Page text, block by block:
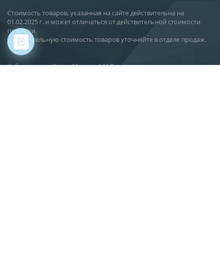
Стоимость товаров, указанная на сайте действительна на
01.02.2025 г. и может отличаться от действительной стоимости
поставки.
Действительную стоимость товаров уточняйте в отделе продаж.
Хабаровск, ул. Карла Маркса, 144 В